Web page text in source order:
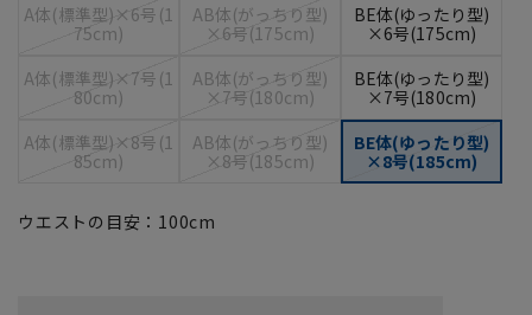
A体(標準型)×6号(1
75cm)
AB体(がっちり型)
×6号(175cm)
BE体(ゆったり型)
×6号(175cm)
A体(標準型)×7号(1
80cm)
AB体(がっちり型)
×7号(180cm)
BE体(ゆったり型)
×7号(180cm)
A体(標準型)×8号(1
85cm)
AB体(がっちり型)
×8号(185cm)
BE体(ゆったり型)
×8号(185cm)
ウエストの目安： 100cm